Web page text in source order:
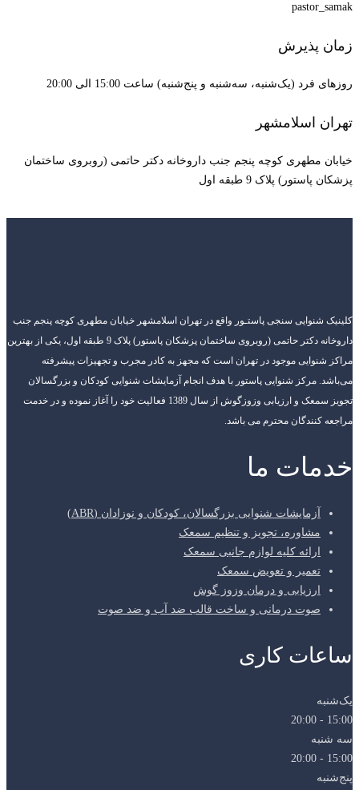
pastor_samak
زمان پذیرش
روزهای فرد (یک‌شنبه، سه‌شنبه و پنج‌شنبه) ساعت 15:00 الی 20:00
تهران اسلامشهر
خیابان مطهری کوچه پنجم جنب داروخانه دکتر حاتمی (روبروی ساختمان
پزشکان پاستور) پلاک 9 طبقه اول
کلینیک شنوایی سنجی پاستـور واقع در تهران اسلامشهر خیابان مطهری کوچه پنجم جنب
داروخانه دکتر حاتمی (روبروی ساختمان پزشکان پاستور) پلاک 9 طبقه اول، یکی از بهترین
مراکز شنوایی موجود در تهران است که مجهز به کادر مجرب و تجهیزات پیشرفته
می‌باشد. مرکز شنوایی پاستور با هدف انجام آزمایشات شنوایی کودکان و بزرگسالان
تجویز سمعک و ارزیابی وزوزگوش از سال 1389 فعالیت خود را آغاز نموده و در خدمت
مراجعه کنندگان محترم می باشد.
خدمات ما
آزمایشات شنوایی بزرگسالان، کودکان و نوزادان (ABR)
مشاوره، تجویز و تنظیم سمعک
ارائه کلیه لوازم جانبی سمعک
تعمیر و تعویض سمعک
ارزیابی و درمان وزوز گوش
صوت درمانی و ساخت قالب ضد آب و ضد صوت
ساعات کاری
یک‌شنبه
15:00 - 20:00
سه شنبه
15:00 - 20:00
پنج‌شنبه